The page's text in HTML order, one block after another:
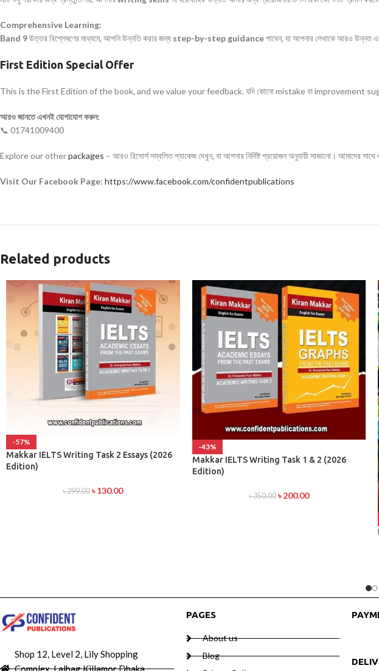
Comprehensive Learning:
Band 9উত্তর বিশ্লেষণের মাধ্যমে, আপনি উন্নতি করার জন্য step-by-step guidanceপাবেন, যা আপনার লেখাকে আরও উন্নত
First Edition Special Offer
This is the First Edition of the book, and we value your feedback. যদি কোনো mistake বা improvement
আরও জানতে এখনই যোগাযোগ করুন:
📞 01741009400
Explore our otherpackages – আরও রিসোর্স সম্বলিত প্যাকেজ দেখুন, যা আপনার নির্দিষ্ট প্রয়োজন অনুযায়ী সাজানো। আমাদের
Visit Our Facebook Page: https://www.facebook.com/confidentpublications
Related products
-57%
Makkar IELTS Writing Task 2 Essays (2026
Edition)
৳299.00 ৳130.00
-43%
Makkar IELTS Writing Task 1 & 2 (2026
Edition)
৳350.00 ৳200.00
Shop 12, Level 2, Lily Shopping
Complex, Lalbag Killamor Dhaka,
PAGES
About us
Blog